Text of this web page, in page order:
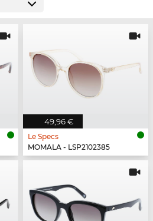
49,96 €
Le Specs
MOMALA - LSP2102385